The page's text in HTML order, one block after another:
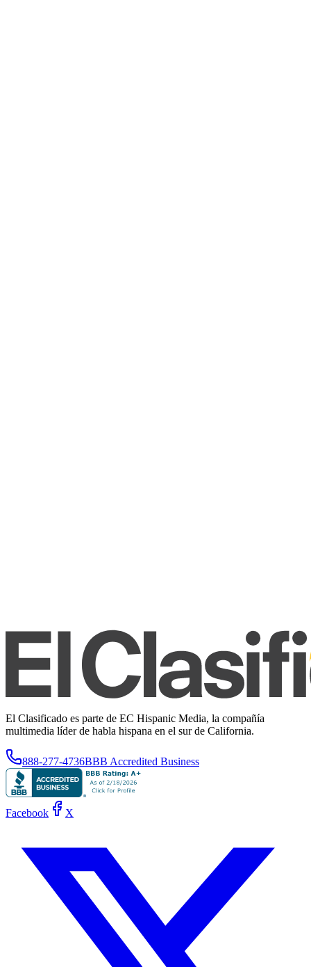
El Clasificado es parte de EC Hispanic Media, la compañía
multimedia líder de habla hispana en el sur de California.
888-277-4736BBB Accredited Business
Facebook X